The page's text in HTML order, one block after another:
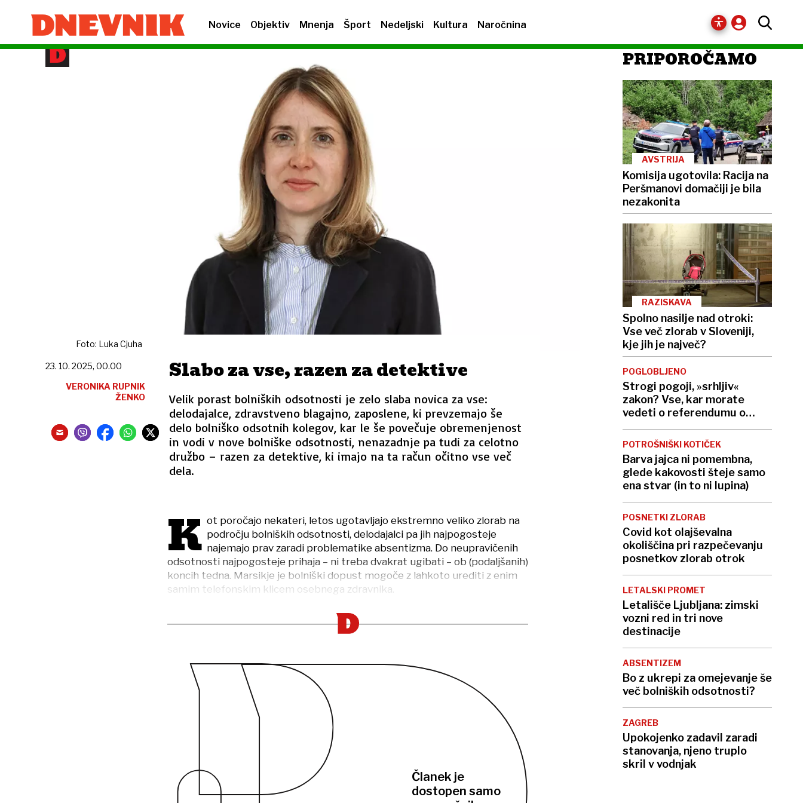
Novice Objektiv Mnenja Šport Nedeljski Kultura Naročnina
Foto: Luka Cjuha
Slabo za vse, razen za detektive
Velik porast bolniških odsotnosti je zelo slaba novica za vse:
delodajalce, zdravstveno blagajno, zaposlene, ki prevzemajo še
delo bolniško odsotnih kolegov, kar le še povečuje obremenjenost
in vodi v nove bolniške odsotnosti, nenazadnje pa tudi za celotno
družbo – razen za detektive, ki imajo na ta račun očitno vse več
dela.
23. 10. 2025, 00.00
VERONIKA RUPNIK
ŽENKO
K ot poročajo nekateri, letos ugotavljajo ekstremno veliko zlorab na
področju bolniških odsotnosti, delodajalci pa jih najpogosteje
najemajo prav zaradi problematike absentizma. Do neupravičenih
odsotnosti najpogosteje prihaja – ni treba dvakrat ugibati – ob (podaljšanih)
koncih tedna. Marsikje je bolniški dopust mogoče z lahkoto urediti z enim
samim telefonskim klicem osebnega zdravnika.
Članek je
dostopen samo
PRIPOROČAMO
AVSTRIJA
Komisija ugotovila: Racija na
Peršmanovi domačiji je bila
nezakonita
RAZISKAVA
Spolno nasilje nad otroki:
Vse več zlorab v Sloveniji,
kje jih je največ?
POGLOBLJENO
Strogi pogoji, »srhljiv«
zakon? Vse, kar morate
vedeti o referendumu o
končanju življenja
POTROŠNIŠKI KOTIČEK
Barva jajca ni pomembna,
glede kakovosti šteje samo
ena stvar (in to ni lupina)
POSNETKI ZLORAB
Covid kot olajševalna
okoliščina pri razpečevanju
posnetkov zlorab otrok
LETALSKI PROMET
Letališče Ljubljana: zimski
vozni red in tri nove
destinacije
ABSENTIZEM
Bo z ukrepi za omejevanje še
več bolniških odsotnosti?
ZAGREB
Upokojenko zadavil zaradi
stanovanja, njeno truplo
skril v vodnjak